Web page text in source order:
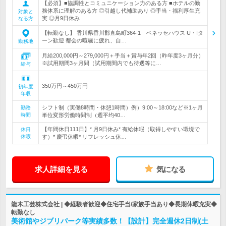
対象と
なる方
【必須】■協調性とコミュニケーション力のある方 ■ホテルの勤
務体系に理解のある方 ◎引越し代補助あり ◎手当・福利厚生充
実 ◎月9日休み
勤務地
【転勤なし】 香川県香川郡直島町364-1 ベネッセハウス U・Iタ
ーン歓迎 都会の喧騒に疲れ、自…
給与
月給200,000円～279,000円＋手当＋賞与年2回（昨年度3ヶ月分）
※試用期間3ヶ月間（試用期間内でも待遇等に…
初年度
年収
350万円～450万円
勤務
時間
シフト制（実働8時間・休憩1時間）例）9:00～18:00など※1ヶ月
単位変形労働時間制（週平均40…
休日
休暇
【年間休日111日】* 月9日休み* 有給休暇（取得しやすい環境で
す）* 慶弔休暇* リフレッシュ休…
求人詳細を見る 気になる
龍木工芸株式会社 | ◆経験者歓迎◆住宅手当/家族手当あり◆長期休暇充実◆
転勤なし
美術館やジブリパーク等実績多数！【設計】完全週休2日制(土